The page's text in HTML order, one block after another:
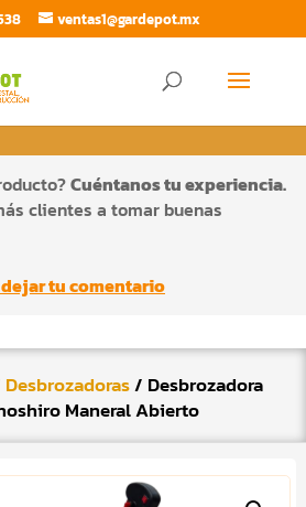
ventas1@gardepot.mx
Cuéntanos tu experiencia.
clientes a tomar buenas
tu comentario
Desbrozadoras/ Desbrozadora
Maneral Abierto